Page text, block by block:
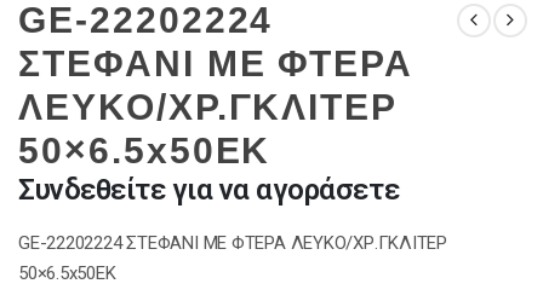
GE-22202224
ΣΤΕΦΑΝΙ ΜE ΦΤΕΡΑ
ΛΕΥΚΟ/ΧΡ.ΓΚΛΙΤΕΡ
50×6.5x50EK
Συνδεθείτε για να αγοράσετε
GE-22202224 ΣΤΕΦΑΝΙ ΜE ΦΤΕΡΑ ΛΕΥΚΟ/ΧΡ.ΓΚΛΙΤΕΡ
50×6.5x50EK